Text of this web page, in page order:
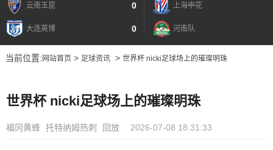
云南玉昆 0
大连英博 0
上海申花
河南队
当前位置: 网站首页> 足球资讯> 世界杯 nicki足球场上的璀璨明珠
世界杯 nicki足球场上的璀璨明珠
福冈黄蜂 托特纳姆热刺 回放 2026-07-08 18:31:33